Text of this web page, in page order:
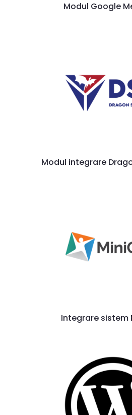
Modul Google
Modul integrare
Integrare sistem